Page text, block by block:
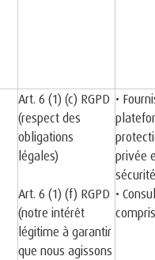
Art. 6 (1) (c) RGPD
(respect des
obligations
légales)
Art. 6 (1) (f) RGPD
(notre intérêt
légitime à garantir
que nous agissons
•
privée
sécurité
•